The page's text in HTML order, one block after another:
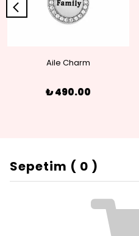
Aile Charm
₺ 490.00
Sepetim ( 0 )